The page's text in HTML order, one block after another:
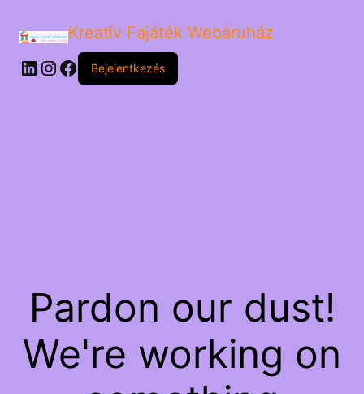
Kreatív Fajáték Webáruház
LinkedIn
Instagram
Facebook
Bejelentkezés
Pardon our dust!
We're working on